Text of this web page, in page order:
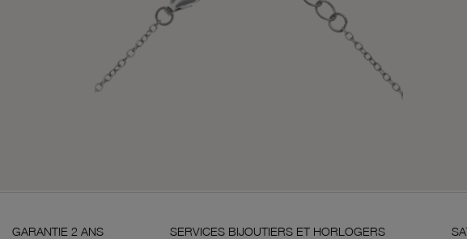
2 ANS SERVICES BIJOUTIERS ET HORLOGERS SATISFAIT